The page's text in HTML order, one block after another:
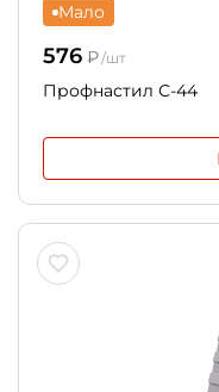
Мало
576 ₽/шт
Профнастил С-44